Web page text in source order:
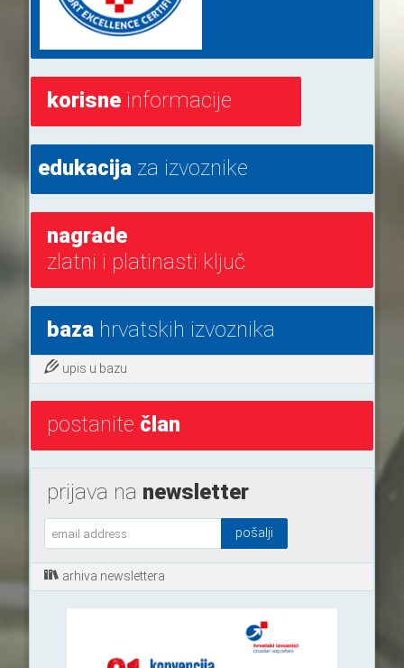
korisneinformacije
edukacijaza izvoznike
nagrade
zlatni i platinasti ključ
bazahrvatskih izvoznika
upis u bazu
postanite član
prijava na newsletter
arhiva newslettera